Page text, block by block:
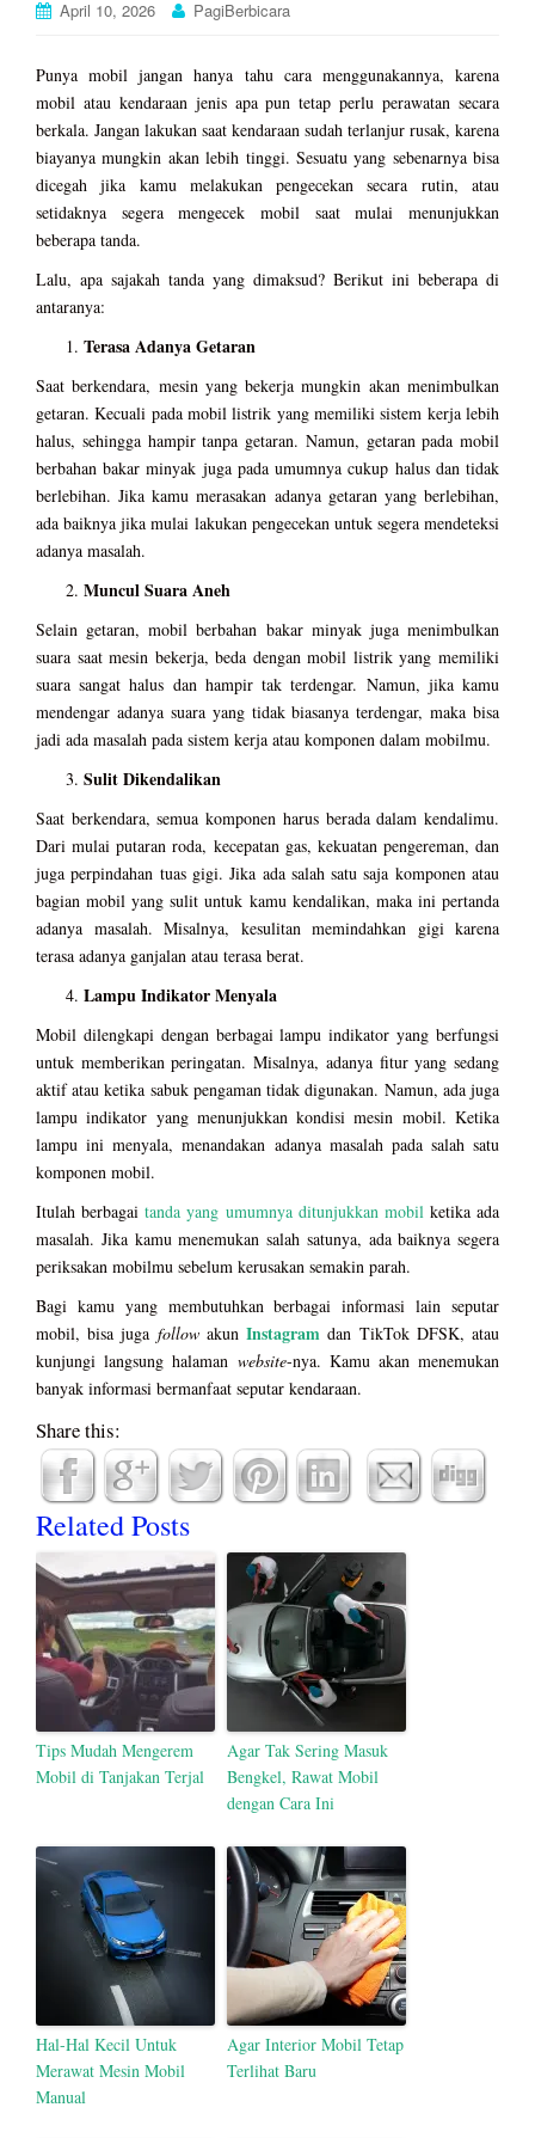
April 10, 2026 PagiBerbicara
Punya mobil jangan hanya tahu cara menggunakannya, karena
mobil atau kendaraan jenis apa pun tetap perlu perawatan secara
berkala. Jangan lakukan saat kendaraan sudah terlanjur rusak, karena
biayanya mungkin akan lebih tinggi. Sesuatu yang sebenarnya bisa
dicegah jika kamu melakukan pengecekan secara rutin, atau
setidaknya segera mengecek mobil saat mulai menunjukkan
beberapa tanda.
Lalu, apa sajakah tanda yang dimaksud? Berikut ini beberapa di
antaranya:
Terasa Adanya Getaran
Saat berkendara, mesin yang bekerja mungkin akan menimbulkan
getaran. Kecuali pada mobil listrik yang memiliki sistem kerja lebih
halus, sehingga hampir tanpa getaran. Namun, getaran pada mobil
berbahan bakar minyak juga pada umumnya cukup halus dan tidak
berlebihan. Jika kamu merasakan adanya getaran yang berlebihan,
ada baiknya jika mulai lakukan pengecekan untuk segera mendeteksi
adanya masalah.
Muncul Suara Aneh
Selain getaran, mobil berbahan bakar minyak juga menimbulkan
suara saat mesin bekerja, beda dengan mobil listrik yang memiliki
suara sangat halus dan hampir tak terdengar. Namun, jika kamu
mendengar adanya suara yang tidak biasanya terdengar, maka bisa
jadi ada masalah pada sistem kerja atau komponen dalam mobilmu.
Sulit Dikendalikan
Saat berkendara, semua komponen harus berada dalam kendalimu.
Dari mulai putaran roda, kecepatan gas, kekuatan pengereman, dan
juga perpindahan tuas gigi. Jika ada salah satu saja komponen atau
bagian mobil yang sulit untuk kamu kendalikan, maka ini pertanda
adanya masalah. Misalnya, kesulitan memindahkan gigi karena
terasa adanya ganjalan atau terasa berat.
Lampu Indikator Menyala
Mobil dilengkapi dengan berbagai lampu indikator yang berfungsi
untuk memberikan peringatan. Misalnya, adanya fitur yang sedang
aktif atau ketika sabuk pengaman tidak digunakan. Namun, ada juga
lampu indikator yang menunjukkan kondisi mesin mobil. Ketika
lampu ini menyala, menandakan adanya masalah pada salah satu
komponen mobil.
Itulah berbagaitanda yang umumnya ditunjukkan mobil ketika ada
masalah. Jika kamu menemukan salah satunya, ada baiknya segera
periksakan mobilmu sebelum kerusakan semakin parah.
Bagi kamu yang membutuhkan berbagai informasi lain seputar
mobil, bisa juga followakunInstagram dan TikTok DFSK, atau
kunjungi langsung halaman website-nya. Kamu akan menemukan
banyak informasi bermanfaat seputar kendaraan.
Share this:
Related Posts
Tips Mudah Mengerem
Mobil di Tanjakan Terjal
Agar Tak Sering Masuk
Bengkel, Rawat Mobil
dengan Cara Ini
Hal-Hal Kecil Untuk
Merawat Mesin Mobil
Manual
Agar Interior Mobil Tetap
Terlihat Baru